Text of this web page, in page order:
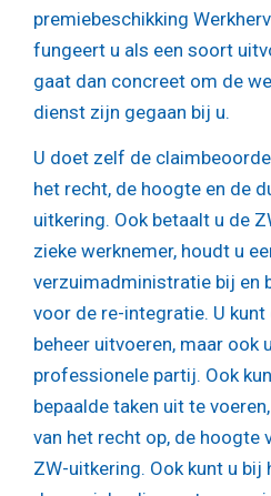
premiebeschikking
fungeert u als een soort
gaat dan concreet om de
dienst zijn gegaan bij u.
U doet zelf de
het recht, de hoogte en de
uitkering. Ook betaalt u de
zieke werknemer, houdt u
verzuimadministratie bij en
voor de re-integratie. U kunt
beheer uitvoeren, maar ook
professionele partij. Ook
bepaalde taken uit te
van het recht op, de hoogte
ZW-uitkering. Ook kunt u